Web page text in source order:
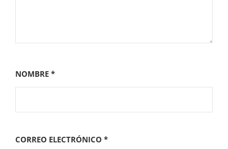
NOMBRE *
CORREO ELECTRÓNICO *